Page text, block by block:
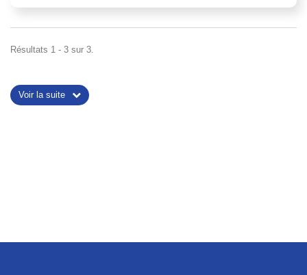
Résultats 1 - 3 sur 3.
Voir la suite